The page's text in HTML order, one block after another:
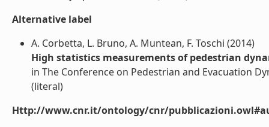
Alternative label
A. Corbetta, L. Bruno, A. Muntean, F. Toschi (2014)
High statistics measurements of pedestrian
in The Conference on Pedestrian and Evacuation
(literal)
Http://www.cnr.it/ontology/cnr/